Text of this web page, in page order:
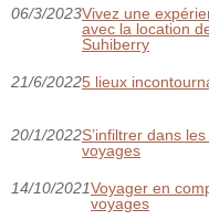
06/3/2023Vivez une
avec la location
Suhiberry
21/6/20225 lieux
20/1/2022S’infiltrer dans
voyages
14/10/2021Voyager en
voyages